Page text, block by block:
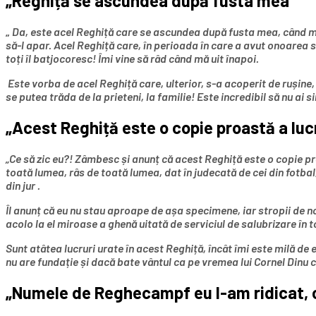
„ Da, este acel Reghiță care se ascundea după fusta mea,
să-l apar. Acel Reghiță care, în perioada în care a avut
toți îl batjocoresc! Îmi vine să râd când mă uit înapoi.
Este vorba de acel Reghiță care, ulterior, s-a acoperit de
se putea trăda de la prieteni, la familie! Este incredibil să nu ai
„Acest Reghiță este o copie proastă a
„Ce să zic eu?! Zâmbesc și anunț că acest Reghiță este o
toată lumea, râs de toată lumea, dat în judecată de cei din
din jur .
Îl anunț că eu nu stau aproape de așa specimene, iar stropii de
acolo la el miroase a ghenă uitată de serviciul de salubrizare în
Sunt atâtea lucruri urate în acest Reghiță, încât îmi este milă
nu are fundație și dacă bate vântul ca pe vremea lui Cornel Dinu
„Numele de Reghecampf eu l-am